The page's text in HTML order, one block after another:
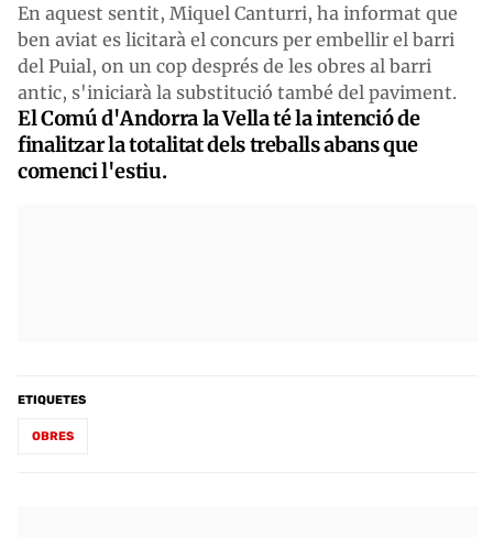
En aquest sentit, Miquel Canturri, ha informat que
ben aviat es licitarà el concurs per embellir el barri
del Puial, on un cop després de les obres al barri
antic, s'iniciarà la substitució també del paviment.
El Comú d'Andorra la Vella té la intenció de
finalitzar la totalitat dels treballs abans que
comenci l'estiu.
ETIQUETES
OBRES